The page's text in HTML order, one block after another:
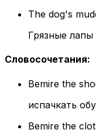
The dog's
Грязные лапы
Словосочетания:
Bemire the
испачкать
Bemire the